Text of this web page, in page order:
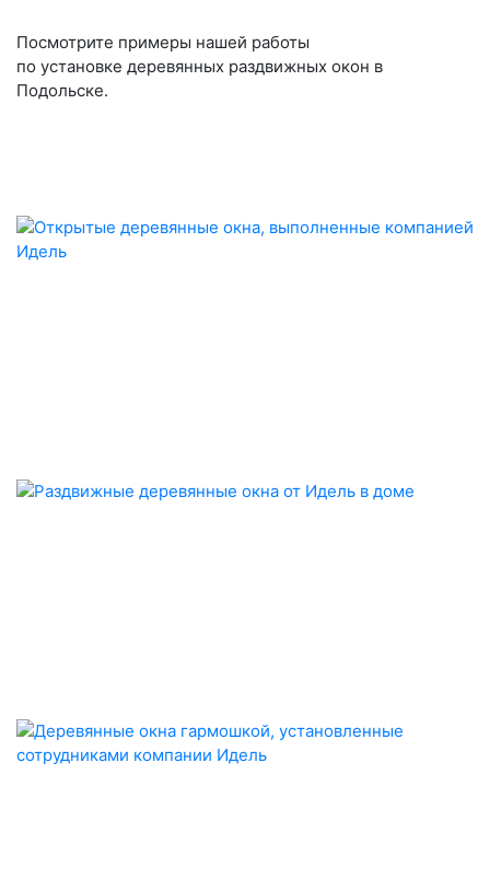
Посмотрите примеры нашей работы
по установке деревянных раздвижных окон в
Подольске.